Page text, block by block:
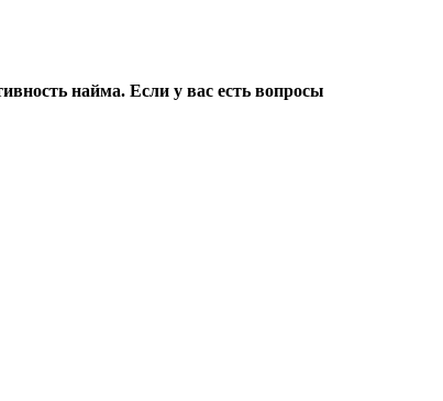
найма. Если у вас есть вопросы